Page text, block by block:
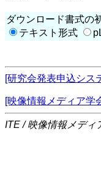
ダウンロード書式の
テキスト形式
[研究会発表申込シス
[映像情報メディア学
ITE / 映像情報メディ